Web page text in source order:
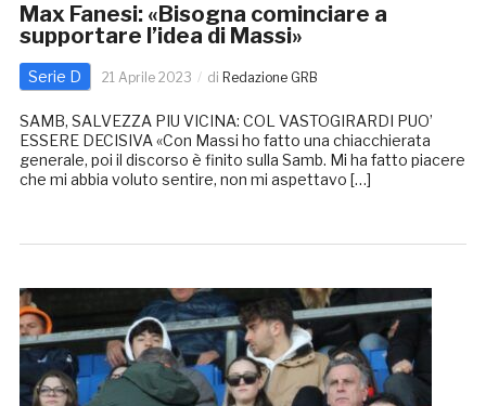
Max Fanesi: «Bisogna cominciare a
supportare l’idea di Massi»
Serie D 21 Aprile 2023 di Redazione GRB
SAMB, SALVEZZA PIU VICINA: COL VASTOGIRARDI PUO’
ESSERE DECISIVA «Con Massi ho fatto una chiacchierata
generale, poi il discorso è finito sulla Samb. Mi ha fatto piacere
che mi abbia voluto sentire, non mi aspettavo […]